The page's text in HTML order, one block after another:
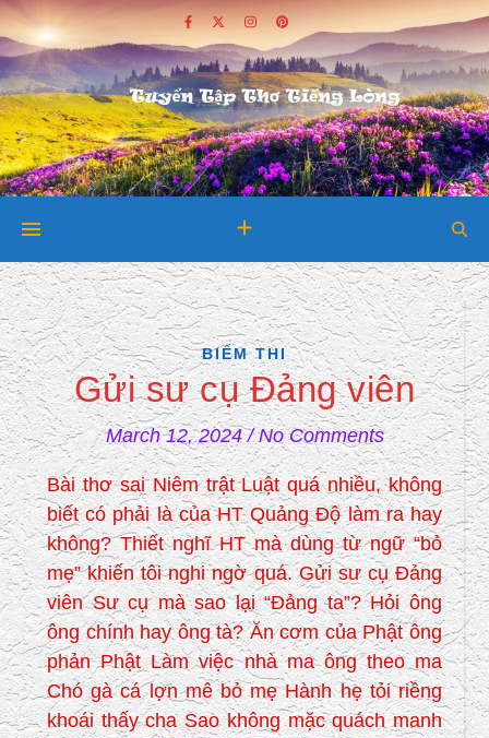
BIẾM THI
Gửi sư cụ Đảng viên
March 12, 2024 / No Comments
Bài thơ sai Niêm trật Luật quá nhiều, không
biết có phải là của HT Quảng Độ làm ra hay
không? Thiết nghĩ HT mà dùng từ ngữ “bỏ
mẹ” khiến tôi nghi ngờ quá. Gửi sư cụ Đảng
viên Sư cụ mà sao lại “Đảng ta”? Hỏi ông
ông chính hay ông tà? Ăn cơm của Phật ông
phản Phật Làm việc nhà ma ông theo ma
Chó gà cá lợn mê bỏ mẹ Hành hẹ tỏi riềng
khoái thấy cha Sao không mặc quách manh